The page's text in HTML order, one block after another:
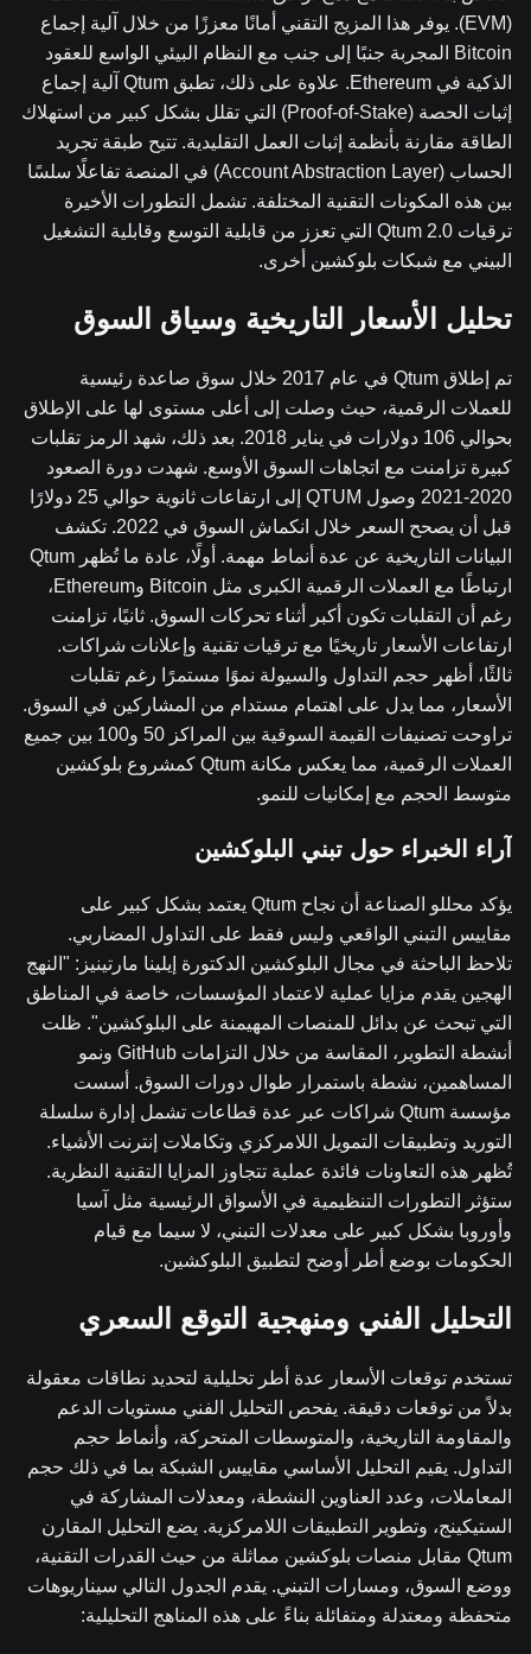
(EVM). يوفر هذا المزيج التقني أمانًا معززًا من خلال آلية إجماع
Bitcoin المجربة جنبًا إلى جنب مع النظام البيئي الواسع للعقود
الذكية في Ethereum. علاوة على ذلك، تطبق Qtum آلية إجماع
إثبات الحصة (Proof-of-Stake) التي تقلل بشكل كبير من استهلاك
الطاقة مقارنة بأنظمة إثبات العمل التقليدية. تتيح طبقة تجريد
الحساب (Account Abstraction Layer) في المنصة تفاعلًا سلسًا
بين هذه المكونات التقنية المختلفة. تشمل التطورات الأخيرة
ترقيات Qtum 2.0 التي تعزز من قابلية التوسع وقابلية التشغيل
البيني مع شبكات بلوكشين أخرى.
تحليل الأسعار التاريخية وسياق السوق
تم إطلاق Qtum في عام 2017 خلال سوق صاعدة رئيسية
للعملات الرقمية، حيث وصلت إلى أعلى مستوى لها على الإطلاق
بحوالي 106 دولارات في يناير 2018. بعد ذلك، شهد الرمز تقلبات
كبيرة تزامنت مع اتجاهات السوق الأوسع. شهدت دورة الصعود
2020-2021 وصول QTUM إلى ارتفاعات ثانوية حوالي 25 دولارًا
قبل أن يصحح السعر خلال انكماش السوق في 2022. تكشف
البيانات التاريخية عن عدة أنماط مهمة. أولًا، عادة ما تُظهر Qtum
ارتباطًا مع العملات الرقمية الكبرى مثل Bitcoin وEthereum،
رغم أن التقلبات تكون أكبر أثناء تحركات السوق. ثانيًا، تزامنت
ارتفاعات الأسعار تاريخيًا مع ترقيات تقنية وإعلانات شراكات.
ثالثًا، أظهر حجم التداول والسيولة نموًا مستمرًا رغم تقلبات
الأسعار، مما يدل على اهتمام مستدام من المشاركين في السوق.
تراوحت تصنيفات القيمة السوقية بين المراكز 50 و100 بين جميع
العملات الرقمية، مما يعكس مكانة Qtum كمشروع بلوكشين
متوسط الحجم مع إمكانيات للنمو.
آراء الخبراء حول تبني البلوكشين
يؤكد محللو الصناعة أن نجاح Qtum يعتمد بشكل كبير على
مقاييس التبني الواقعي وليس فقط على التداول المضاربي.
تلاحظ الباحثة في مجال البلوكشين الدكتورة إيلينا مارتينيز: "النهج
الهجين يقدم مزايا عملية لاعتماد المؤسسات، خاصة في المناطق
التي تبحث عن بدائل للمنصات المهيمنة على البلوكشين". ظلت
أنشطة التطوير، المقاسة من خلال التزامات GitHub ونمو
المساهمين، نشطة باستمرار طوال دورات السوق. أسست
مؤسسة Qtum شراكات عبر عدة قطاعات تشمل إدارة سلسلة
التوريد وتطبيقات التمويل اللامركزي وتكاملات إنترنت الأشياء.
تُظهر هذه التعاونات فائدة عملية تتجاوز المزايا التقنية النظرية.
ستؤثر التطورات التنظيمية في الأسواق الرئيسية مثل آسيا
وأوروبا بشكل كبير على معدلات التبني، لا سيما مع قيام
الحكومات بوضع أطر أوضح لتطبيق البلوكشين.
التحليل الفني ومنهجية التوقع السعري
تستخدم توقعات الأسعار عدة أطر تحليلية لتحديد نطاقات معقولة
بدلاً من توقعات دقيقة. يفحص التحليل الفني مستويات الدعم
والمقاومة التاريخية، والمتوسطات المتحركة، وأنماط حجم
التداول. يقيم التحليل الأساسي مقاييس الشبكة بما في ذلك حجم
المعاملات، وعدد العناوين النشطة، ومعدلات المشاركة في
الستيكينج، وتطوير التطبيقات اللامركزية. يضع التحليل المقارن
Qtum مقابل منصات بلوكشين مماثلة من حيث القدرات التقنية،
ووضع السوق، ومسارات التبني. يقدم الجدول التالي سيناريوهات
متحفظة ومعتدلة ومتفائلة بناءً على هذه المناهج التحليلية: